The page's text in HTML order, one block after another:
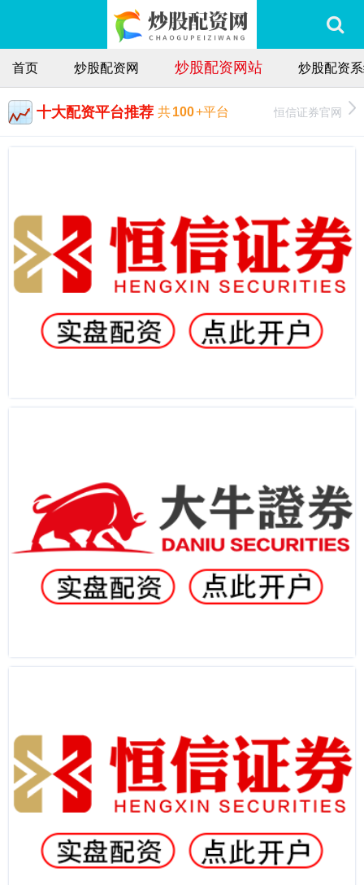
首页 炒股配资网 炒股配资网站 炒股配资
十大配资平台推荐 共100+平台 恒信证券官网